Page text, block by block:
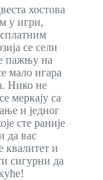
хостова
у игри,
се сели
пажњу на
мало игара
Нико не
меркају са
и једног
сте раније
да вас
квалитет и
сигурни да